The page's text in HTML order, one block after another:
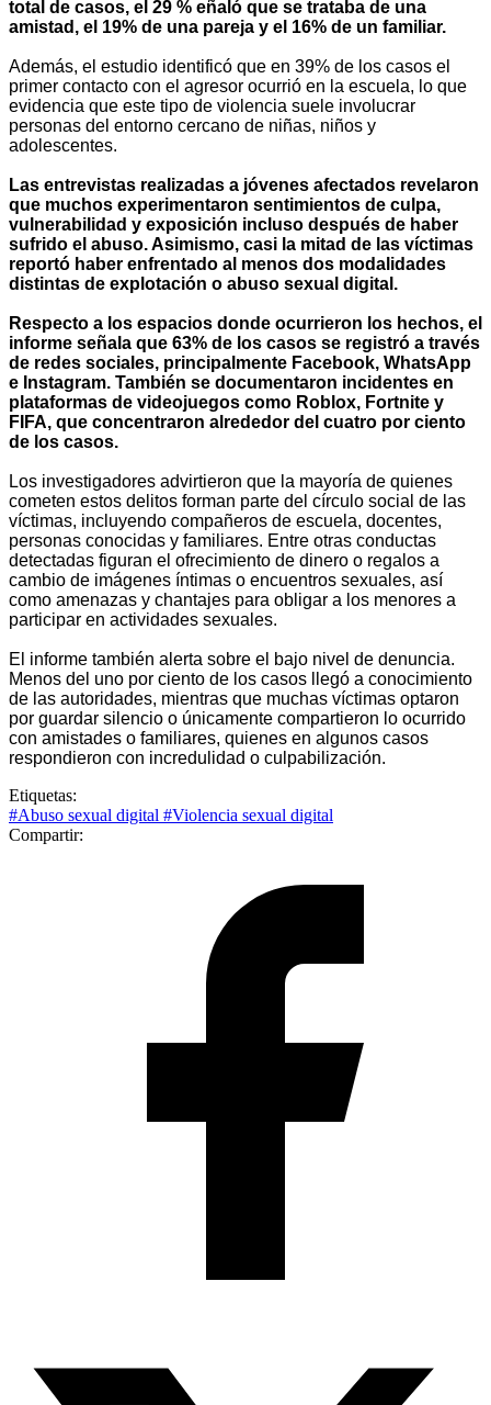
total de casos, el 29 % eñaló que se trataba de una
amistad, el 19% de una pareja y el 16% de un familiar.
Además, el estudio identificó que en 39% de los casos el
primer contacto con el agresor ocurrió en la escuela, lo que
evidencia que este tipo de violencia suele involucrar
personas del entorno cercano de niñas, niños y
adolescentes.
Las entrevistas realizadas a jóvenes afectados revelaron
que muchos experimentaron sentimientos de culpa,
vulnerabilidad y exposición incluso después de haber
sufrido el abuso. Asimismo, casi la mitad de las víctimas
reportó haber enfrentado al menos dos modalidades
distintas de explotación o abuso sexual digital.
Respecto a los espacios donde ocurrieron los hechos, el
informe señala que 63% de los casos se registró a través
de redes sociales, principalmente Facebook, WhatsApp
e Instagram. También se documentaron incidentes en
plataformas de videojuegos como Roblox, Fortnite y
FIFA, que concentraron alrededor del cuatro por ciento
de los casos.
Los investigadores advirtieron que la mayoría de quienes
cometen estos delitos forman parte del círculo social de las
víctimas, incluyendo compañeros de escuela, docentes,
personas conocidas y familiares. Entre otras conductas
detectadas figuran el ofrecimiento de dinero o regalos a
cambio de imágenes íntimas o encuentros sexuales, así
como amenazas y chantajes para obligar a los menores a
participar en actividades sexuales.
El informe también alerta sobre el bajo nivel de denuncia.
Menos del uno por ciento de los casos llegó a conocimiento
de las autoridades, mientras que muchas víctimas optaron
por guardar silencio o únicamente compartieron lo ocurrido
con amistades o familiares, quienes en algunos casos
respondieron con incredulidad o culpabilización.
Etiquetas:
#Abuso sexual digital #Violencia sexual digital
Compartir: